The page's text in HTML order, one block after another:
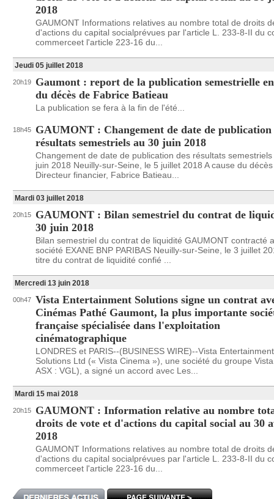
2018
GAUMONT Informations relatives au nombre total de droits
d'actions du capital socialprévues par l'article L. 233-8-II du
commerceet l'article 223-16 du...
Jeudi 05 juillet 2018
20h19
Gaumont : report de la publication semestrielle
du décès de Fabrice Batieau
La publication se fera à la fin de l'été...
18h45
GAUMONT : Changement de date de publication
résultats semestriels au 30 juin 2018
Changement de date de publication des résultats
juin 2018 Neuilly-sur-Seine, le 5 juillet 2018 A cause du
Directeur financier, Fabrice Batieau...
Mardi 03 juillet 2018
20h15
GAUMONT : Bilan semestriel du contrat de
30 juin 2018
Bilan semestriel du contrat de liquidité GAUMONT contracté
société EXANE BNP PARIBAS Neuilly-sur-Seine, le 3 juillet
titre du contrat de liquidité confié ...
Mercredi 13 juin 2018
00h47 Vista Entertainment Solutions signe un contrat
Cinémas Pathé Gaumont, la plus importante
française spécialisée dans l'exploitation
cinématographique
LONDRES et PARIS--(BUSINESS WIRE)--Vista Entertainment
Solutions Ltd (« Vista Cinema »), une société du groupe
ASX : VGL), a signé un accord avec Les...
Mardi 15 mai 2018
20h15
GAUMONT : Information relative au nombre
droits de vote et d'actions du capital social au 30
2018
GAUMONT Informations relatives au nombre total de droits
d'actions du capital socialprévues par l'article L. 233-8-II du
commerceet l'article 223-16 du...